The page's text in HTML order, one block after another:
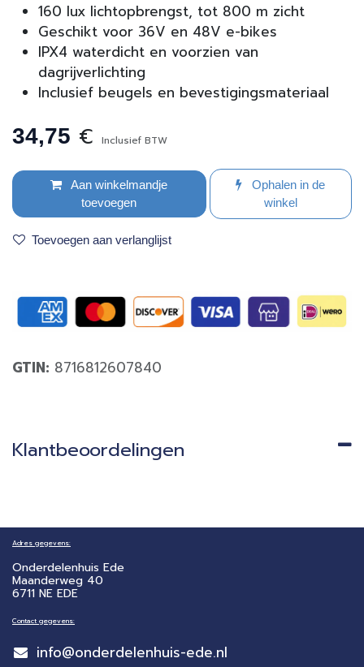
160 lux lichtopbrengst, tot 800 m zicht
Geschikt voor 36V en 48V e-bikes
IPX4 waterdicht en voorzien van
dagrijverlichting
Inclusief beugels en bevestigingsmateriaal
34,75 € Inclusief BTW
Aan winkelmandje
toevoegen
Ophalen in de
winkel
Toevoegen aan verlanglijst
GTIN: 8716812607840
Klantbeoordelingen
Adres gegevens:
Onderdelenhuis Ede
Maanderweg 40
6711 NE EDE
Contact gegevens:
info@onderdelenhuis-ede.nl